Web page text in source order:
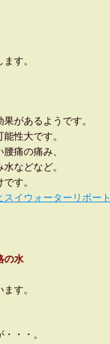
す。
があるようです。
性大です。
痛の痛み、
などなど。
す。
イウォーターリポート
の水
す。
・・。